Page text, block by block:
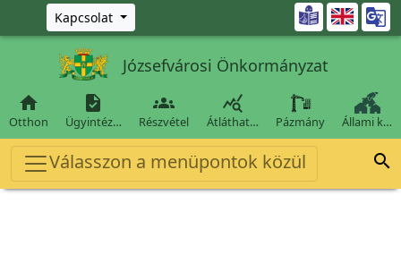
Ugrás a fő tartalomra
Kapcsolat 
Józsefvárosi Önkormányzat

Otthon

Ügyintéz…

Részvétel

Átláthat… Pázmány Állami k…
Válasszon a menüpontok közül 